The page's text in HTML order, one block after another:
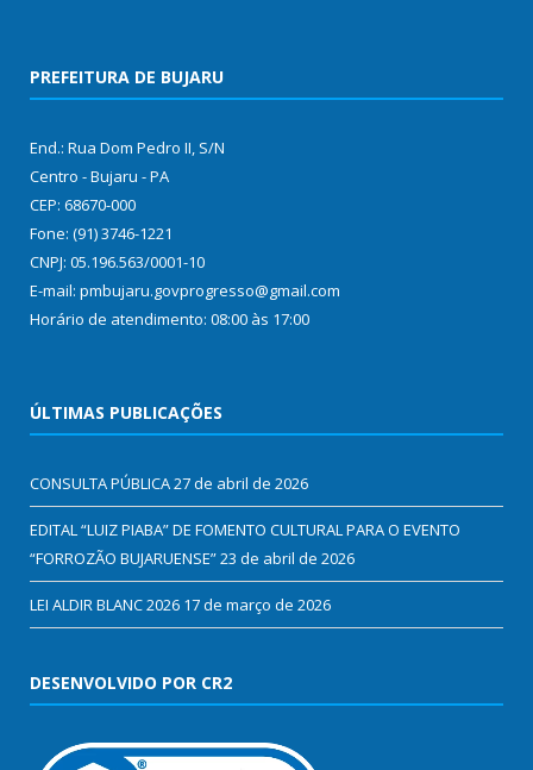
PREFEITURA DE BUJARU
End.: Rua Dom Pedro II, S/N
Centro - Bujaru - PA
CEP: 68670-000
Fone: (91) 3746-1221
CNPJ: 05.196.563/0001-10
E-mail: pmbujaru.govprogresso@gmail.com
Horário de atendimento: 08:00 às 17:00
ÚLTIMAS PUBLICAÇÕES
CONSULTA PÚBLICA27 de abril de 2026
EDITAL “LUIZ PIABA” DE FOMENTO CULTURAL PARA O EVENTO
“FORROZÃO BUJARUENSE”23 de abril de 2026
LEI ALDIR BLANC 2026 17 de março de 2026
DESENVOLVIDO POR CR2